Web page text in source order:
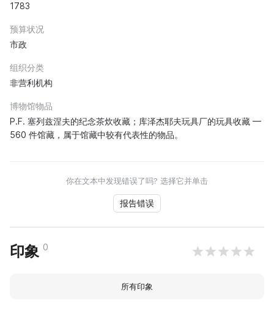
1783
预算状况
市政
组织分类
非营利机构
博物馆物品
P.F. 塞列兹涅夫的纪念茶炊收藏；库泽杰耶夫玩具厂的玩具收藏 —
560 件馆藏，属于馆藏中较有代表性的物品。
你在文本中发现错误了吗? 选择它并单击
报告错误
印象 0
所有印象